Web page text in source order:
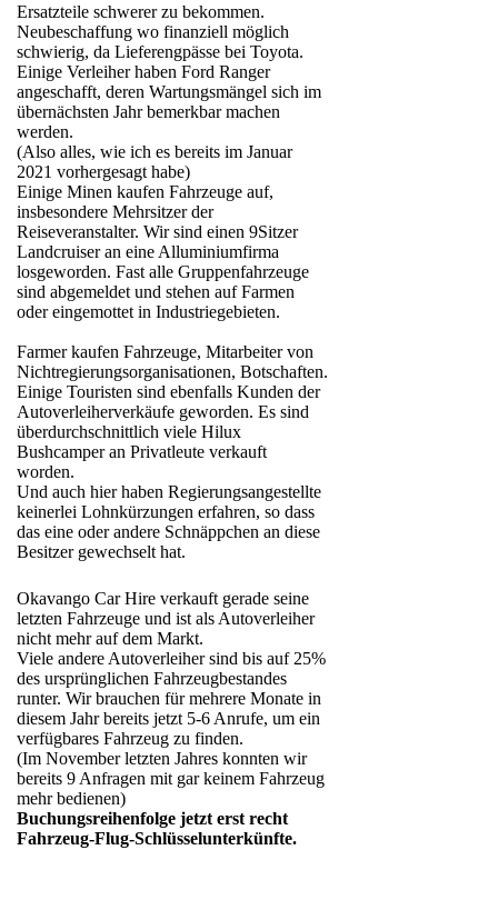
Ersatzteile schwerer zu bekommen.
Neubeschaffung wo finanziell möglich
schwierig, da Lieferengpässe bei Toyota.
Einige Verleiher haben Ford Ranger
angeschafft, deren Wartungsmängel sich im
übernächsten Jahr bemerkbar machen
werden.
(Also alles, wie ich es bereits im Januar
2021 vorhergesagt habe)
Einige Minen kaufen Fahrzeuge auf,
insbesondere Mehrsitzer der
Reiseveranstalter. Wir sind einen 9Sitzer
Landcruiser an eine Alluminiumfirma
losgeworden. Fast alle Gruppenfahrzeuge
sind abgemeldet und stehen auf Farmen
oder eingemottet in Industriegebieten.
Farmer kaufen Fahrzeuge, Mitarbeiter von
Nichtregierungsorganisationen, Botschaften.
Einige Touristen sind ebenfalls Kunden der
Autoverleiherverkäufe geworden. Es sind
überdurchschnittlich viele Hilux
Bushcamper an Privatleute verkauft
worden.
Und auch hier haben Regierungsangestellte
keinerlei Lohnkürzungen erfahren, so dass
das eine oder andere Schnäppchen an diese
Besitzer gewechselt hat.
Okavango Car Hire verkauft gerade seine
letzten Fahrzeuge und ist als Autoverleiher
nicht mehr auf dem Markt.
Viele andere Autoverleiher sind bis auf 25%
des ursprünglichen Fahrzeugbestandes
runter. Wir brauchen für mehrere Monate in
diesem Jahr bereits jetzt 5-6 Anrufe, um ein
verfügbares Fahrzeug zu finden.
(Im November letzten Jahres konnten wir
bereits 9 Anfragen mit gar keinem Fahrzeug
mehr bedienen)
Buchungsreihenfolge jetzt erst recht
Fahrzeug-Flug-Schlüsselunterkünfte.